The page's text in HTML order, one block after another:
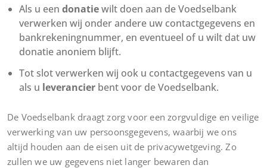
Als u een donatiewilt doen aan de Voedselbank
verwerken wij onder andere uw contactgegevens en
bankrekeningnummer, en eventueel of u wilt dat uw
donatie anoniem blijft.
Tot slot verwerken wij ook u contactgegevens van u
als u leverancier bent voor de Voedselbank.
De Voedselbank draagt zorg voor een zorgvuldige en veilige
verwerking van uw persoonsgegevens, waarbij we ons
altijd houden aan de eisen uit de privacywetgeving. Zo
zullen we uw gegevens niet langer bewaren dan